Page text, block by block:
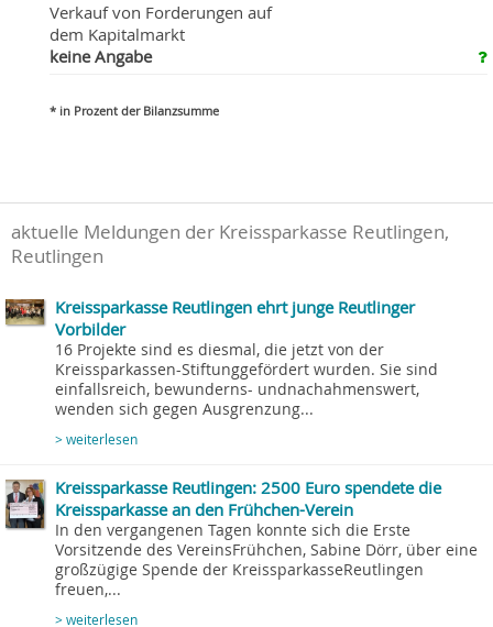
Verkauf von Forderungen auf
dem Kapitalmarkt
keine Angabe
* in Prozent der Bilanzsumme
aktuelle Meldungen der Kreissparkasse Reutlingen,
Reutlingen
Kreissparkasse Reutlingen ehrt junge Reutlinger
Vorbilder
16 Projekte sind es diesmal, die jetzt von der
Kreissparkassen-Stiftunggefördert wurden. Sie sind
einfallsreich, bewunderns- undnachahmenswert,
wenden sich gegen Ausgrenzung...
> weiterlesen
Kreissparkasse Reutlingen: 2500 Euro spendete die
Kreissparkasse an den Frühchen-Verein
In den vergangenen Tagen konnte sich die Erste
Vorsitzende des VereinsFrühchen, Sabine Dörr, über eine
großzügige Spende der KreissparkasseReutlingen
freuen,...
> weiterlesen